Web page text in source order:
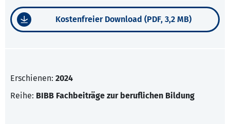
Kostenfreier Download (PDF, 3,2 MB)
Erschienen: 2024
Reihe: BIBB Fachbeiträge zur beruflichen Bildung